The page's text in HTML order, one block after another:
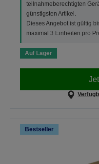
teilnahmeberechtigten
günstigsten Artikel.
Dieses Angebot ist gültig
maximal 3 Einheiten pro
Auf Lager
Bestseller